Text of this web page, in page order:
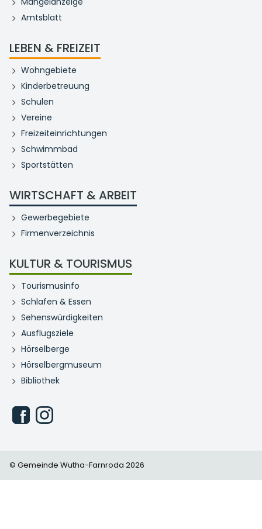
Amtsblatt
LEBEN & FREIZEIT
Wohngebiete
Kinderbetreuung
Schulen
Vereine
Freizeiteinrichtungen
Schwimmbad
Sportstätten
WIRTSCHAFT & ARBEIT
Gewerbegebiete
Firmenverzeichnis
KULTUR & TOURISMUS
Tourismusinfo
Schlafen & Essen
Sehenswürdigkeiten
Ausflugsziele
Hörselberge
Hörselbergmuseum
Bibliothek
© Gemeinde Wutha-Farnroda 2026